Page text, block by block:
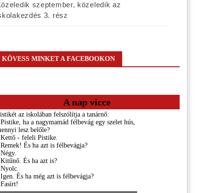
szeptember, közeledik az
3. rész
KÖVESS MINKET A FACEBOOKON
A nap vicce